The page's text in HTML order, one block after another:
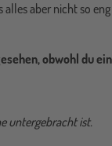
alles aber nicht so
obwohl du
untergebracht ist.